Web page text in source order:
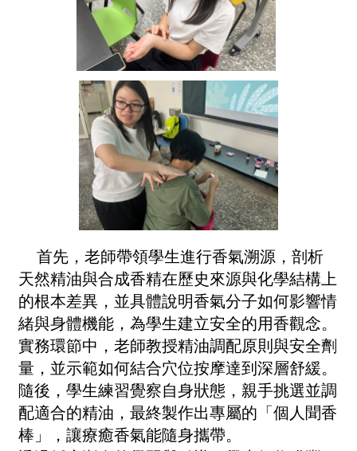
首先，老師帶領學生進行香氣溯源，剖析
天然精油與合成香精在歷史來源與化學結構上
的根本差異，並具體說明香氣分子如何影響情
緒與身體機能，為學生建立安全的用香觀念。
實務環節中，老師教授精油調配原則與安全劑
量，並示範如何結合穴位按摩達到深層舒緩。
隨後，學生練習覺察自身狀態，親手挑選並調
配適合的精油，最終製作出專屬的「個人聞香
棒」，讓療癒香氣能隨身攜帶。